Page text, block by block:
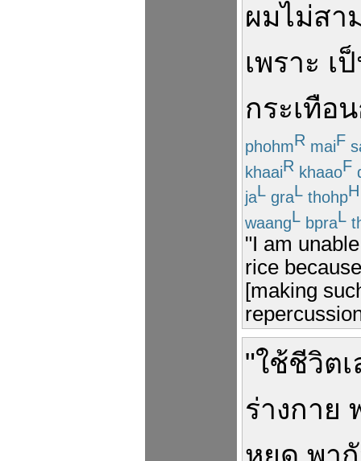
ผมไม่สา
เพราะ เ
กระเทือน
phohmR maiF
khaaiR khaaoF
jaL graL thohpH
waangL bpraL
"I am
rice
[making
"ใช้ชีวิต
ร่างกาย